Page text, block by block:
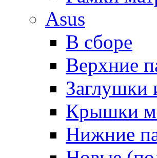
Asus
В сборе
Верхние
Заглушки
Крышки
Нижние